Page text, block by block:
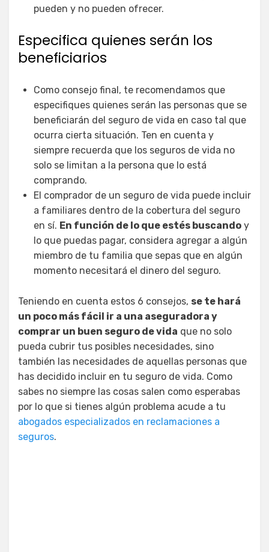
pueden y no pueden ofrecer.
Especifica quienes serán los
beneficiarios
Como consejo final, te recomendamos que
especifiques quienes serán las personas que se
beneficiarán del seguro de vida en caso tal que
ocurra cierta situación. Ten en cuenta y
siempre recuerda que los seguros de vida no
solo se limitan a la persona que lo está
comprando.
El comprador de un seguro de vida puede incluir
a familiares dentro de la cobertura del seguro
en sí. En función de lo que estés buscando y
lo que puedas pagar, considera agregar a algún
miembro de tu familia que sepas que en algún
momento necesitará el dinero del seguro.
Teniendo en cuenta estos 6 consejos, se te hará
un poco más fácil ir a una aseguradora y
comprar un buen seguro de vida que no solo
pueda cubrir tus posibles necesidades, sino
también las necesidades de aquellas personas que
has decidido incluir en tu seguro de vida. Como
sabes no siempre las cosas salen como esperabas
por lo que si tienes algún problema acude a tu
abogados especializados en reclamaciones a
seguros.